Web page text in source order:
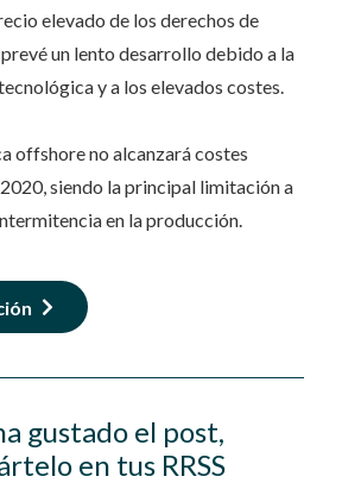
elevado de los derechos de
un lento desarrollo debido a la
y a los elevados costes.
offshore no alcanzará costes
siendo la principal limitación a
en la producción.
gustado el post,
en tus RRSS